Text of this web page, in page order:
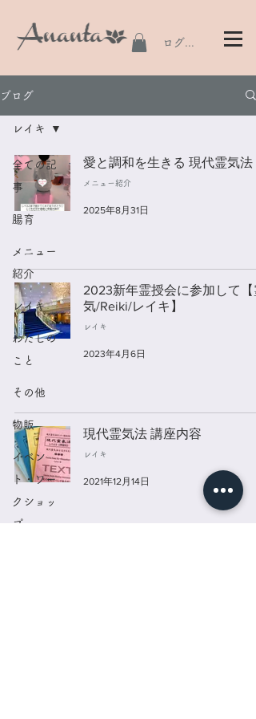
ログイン
ブログ
全ての記
事
腸育
メニュー
紹介
レイキ
わたしの
こと
その他
物販
イベン
ト・ワー
クショッ
プ
レイキ
愛と調和を生きる 現代霊気法
メニュー紹介
2025年8月31日
2023新年霊授会に参加して【
気/Reiki/レイキ】
レイキ
2023年4月6日
現代霊気法 講座内容
レイキ
2021年12月14日